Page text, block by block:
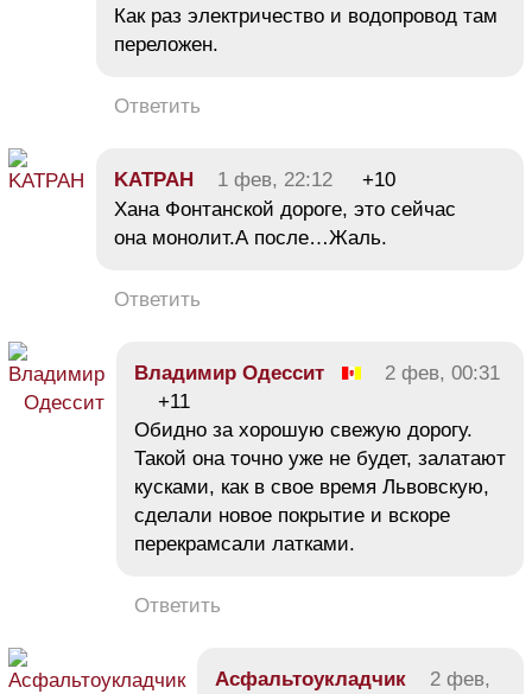
Как раз электричество и водопровод там
переложен.
Ответить
KATPAH 1 фев, 22:12
+10
Хана Фонтанской дороге, это сейчас
она монолит.А после…Жаль.
Ответить
Владимир Одессит
2 фев, 00:31
+11
Обидно за хорошую свежую дорогу.
Такой она точно уже не будет, залатают
кусками, как в свое время Львовскую,
сделали новое покрытие и вскоре
перекрамсали латками.
Ответить
Асфальтоукладчик
2 фев,